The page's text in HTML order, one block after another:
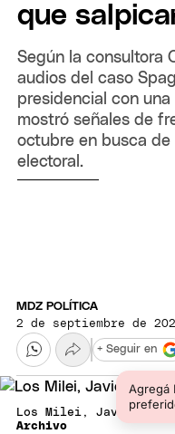
que
Según la consultora
audios del caso
presidencial con
mostró señales de
octubre en busca
electoral.
MDZ POLÍTICA
2 de septiembre de
Agregá
+ Seguir en
Los Milei, Javier y
Archivo